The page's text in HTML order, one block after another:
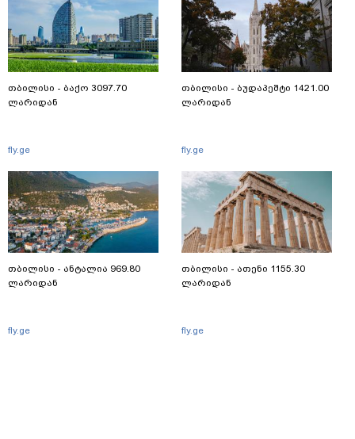
თბილისი - ბაქო 3097.70
ლარიდან
fly.ge
თბილისი - ანტალია 969.80
ლარიდან
fly.ge
თბილისი - ბუდაპეშტი 1421.00
ლარიდან
fly.ge
თბილისი - ათენი 1155.30
ლარიდან
fly.ge